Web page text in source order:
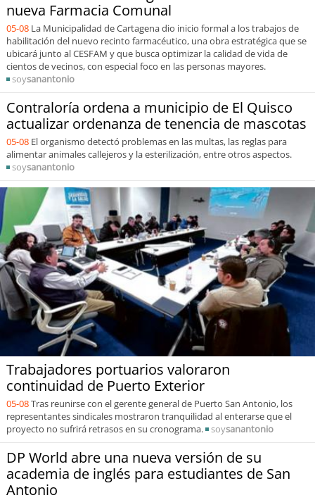
nueva Farmacia Comunal
05-08 La Municipalidad de Cartagena dio inicio formal a los trabajos de
habilitación del nuevo recinto farmacéutico, una obra estratégica que se
ubicará junto al CESFAM y que busca optimizar la calidad de vida de
cientos de vecinos, con especial foco en las personas mayores.
soysanantonio
Contraloría ordena a municipio de El Quisco
actualizar ordenanza de tenencia de mascotas
05-08 El organismo detectó problemas en las multas, las reglas para
alimentar animales callejeros y la esterilización, entre otros aspectos.
soysanantonio
Trabajadores portuarios valoraron
continuidad de Puerto Exterior
05-08Tras reunirse con el gerente general de Puerto San Antonio, los
representantes sindicales mostraron tranquilidad al enterarse que el
proyecto no sufrirá retrasos en su cronograma.
soysanantonio
DP World abre una nueva versión de su
academia de inglés para estudiantes de San
Antonio